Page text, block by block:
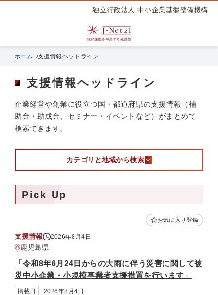
独立行政法人 中小企業基盤整備機構
ホーム 支援情報ヘッドライン
支援情報ヘッドライン
企業経営や創業に役立つ国・都道府県の支援情報（補
助金・助成金、セミナー・イベントなど）がまとめて
検索できます。
カテゴリと地域から検索
Pick Up
て被
補助金・助成金
熊本県
お気に入り登録
「中小企業省力化投資補助金（一般型）（第7回公
募）」
掲載日 2026年8月3日